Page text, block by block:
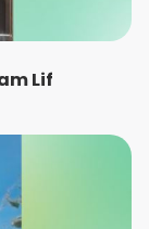
Lif